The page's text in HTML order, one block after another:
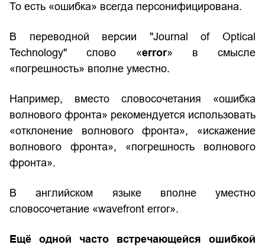
То есть «ошибка» всегда персонифицирована.
В переводной версии "Journal of Optical
Technology" слово «error» в смысле
«погрешность» вполне уместно.
Например, вместо словосочетания «ошибка
волнового фронта» рекомендуется использовать
«отклонение волнового фронта», «искажение
волнового фронта», «погрешность волнового
фронта».
В английском языке вполне уместно
словосочетание «wavefront error».
Ещё одной часто встречающейся ошибкой